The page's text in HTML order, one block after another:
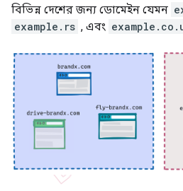
বিভিন্ন দেশের জন্য ডোমেইন যেমন
example.rs , এবং